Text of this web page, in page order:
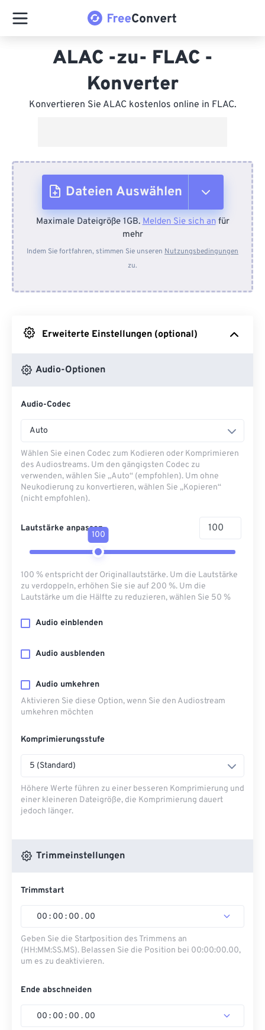
ALAC -zu- FLAC -
Konverter
Konvertieren Sie ALAC kostenlos online in FLAC.
Dateien Auswählen
Vom Gerät
Von Dropbox
Maximale Dateigröße 1GB.Melden Sie sich anfür
mehr
Indem Sie fortfahren, stimmen Sie unseren Nutzungsbedingungen
zu.
Erweiterte Einstellungen (optional)
Audio-Optionen
Audio-Codec
Auto
Wählen Sie einen Codec zum Kodieren oder Komprimieren
des Audiostreams. Um den gängigsten Codec zu
verwenden, wählen Sie „Auto“ (empfohlen). Um ohne
Neukodierung zu konvertieren, wählen Sie „Kopieren“
(nicht empfohlen).
Lautstärke anpassen
100
100 % entspricht der Originallautstärke. Um die Lautstärke
zu verdoppeln, erhöhen Sie sie auf 200 %. Um die
Lautstärke um die Hälfte zu reduzieren, wählen Sie 50 %
Audio einblenden
Audio ausblenden
Audio umkehren
Aktivieren Sie diese Option, wenn Sie den Audiostream
umkehren möchten
Komprimierungsstufe
5 (Standard)
Höhere Werte führen zu einer besseren Komprimierung und
einer kleineren Dateigröße, die Komprimierung dauert
jedoch länger.
Trimmeinstellungen
Trimmstart
00 : 00 : 00 . 00
Geben Sie die Startposition des Trimmens an
(HH:MM:SS.MS). Belassen Sie die Position bei 00:00:00.00,
um es zu deaktivieren.
Ende abschneiden
00 : 00 : 00 . 00